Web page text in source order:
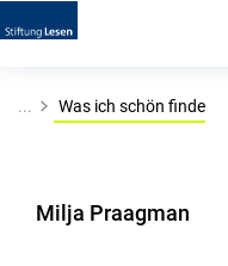
... Was ich schön finde
Milja Praagman